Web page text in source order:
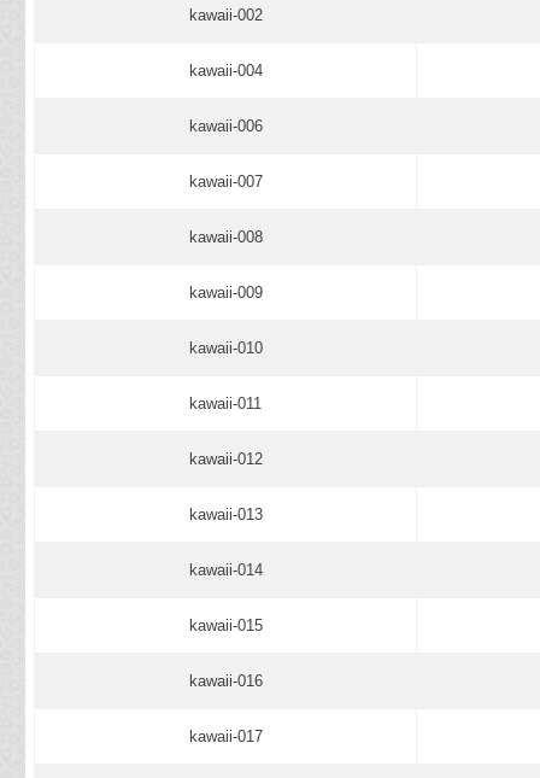
kawaii-002
kawaii-004
kawaii-006
kawaii-007
kawaii-008
kawaii-009
kawaii-010
kawaii-011
kawaii-012
kawaii-013
kawaii-014
kawaii-015
kawaii-016
kawaii-017